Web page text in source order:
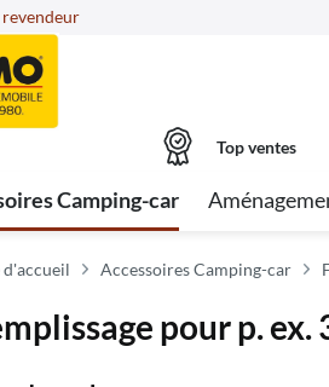
revendeur
Top ventes
Camping-car
d'accueil Accessoires Camping-car
pour p.